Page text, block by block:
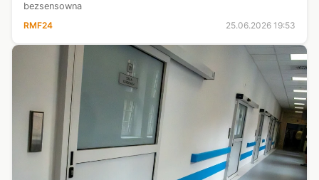
bezsensowna
RMF24
25.06.2026 19:53